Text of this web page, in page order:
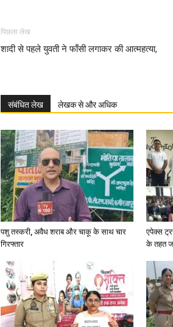
पिछला लेख
शादी से पहले युवती ने फाँसी लगाकर की आत्महत्या,
संबंधित लेख लेखक से और अधिक
पशु तस्करी, अवैध शराब और चाकू के साथ चार
गिरफ्तार
एपेक्स
के तहत